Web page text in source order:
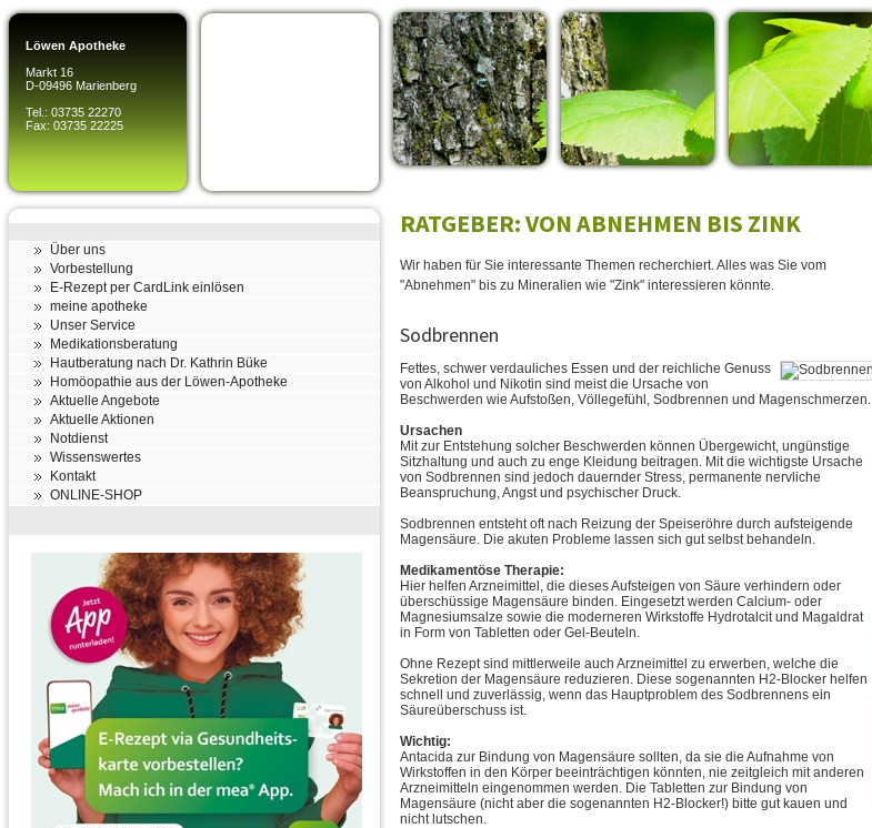
Über uns
Vorbestellung
E-Rezept per CardLink einlösen
meine apotheke
Unser Service
Medikationsberatung
Hautberatung nach Dr. Kathrin Büke
Homöopathie aus der Löwen-Apotheke
Aktuelle Angebote
Aktuelle Aktionen
Notdienst
Wissenswertes
Kontakt
ONLINE-SHOP
Löwen Apotheke
Markt 16
D-09496 Marienberg
Tel.: 03735 22270
Fax: 03735 22225
RATGEBER: VON ABNEHMEN BIS ZINK
Wir haben für Sie interessante Themen recherchiert. Alles was Sie vom
"Abnehmen" bis zu Mineralien wie "Zink" interessieren könnte.
Sodbrennen
Fettes, schwer verdauliches Essen und der reichliche Genuss
von Alkohol und Nikotin sind meist die Ursache von
Beschwerden wie Aufstoßen, Völlegefühl, Sodbrennen und Magenschmerzen.
Ursachen
Mit zur Entstehung solcher Beschwerden können Übergewicht, ungünstige
Sitzhaltung und auch zu enge Kleidung beitragen. Mit die wichtigste Ursache
von Sodbrennen sind jedoch dauernder Stress, permanente nervliche
Beanspruchung, Angst und psychischer Druck.
Sodbrennen entsteht oft nach Reizung der Speiseröhre durch aufsteigende
Magensäure. Die akuten Probleme lassen sich gut selbst behandeln.
Medikamentöse Therapie:
Hier helfen Arzneimittel, die dieses Aufsteigen von Säure verhindern oder
überschüssige Magensäure binden. Eingesetzt werden Calcium- oder
Magnesiumsalze sowie die moderneren Wirkstoffe Hydrotalcit und Magaldrat
in Form von Tabletten oder Gel-Beuteln.
Ohne Rezept sind mittlerweile auch Arzneimittel zu erwerben, welche die
Sekretion der Magensäure reduzieren. Diese sogenannten H2-Blocker helfen
schnell und zuverlässig, wenn das Hauptproblem des Sodbrennens ein
Säureüberschuss ist.
Wichtig:
Antacida zur Bindung von Magensäure sollten, da sie die Aufnahme von
Wirkstoffen in den Körper beeinträchtigen könnten, nie zeitgleich mit anderen
Arzneimitteln eingenommen werden. Die Tabletten zur Bindung von
Magensäure (nicht aber die sogenannten H2-Blocker!) bitte gut kauen und
nicht lutschen.